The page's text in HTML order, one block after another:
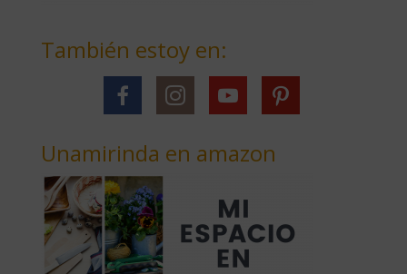
También estoy en:
Unamirinda en amazon